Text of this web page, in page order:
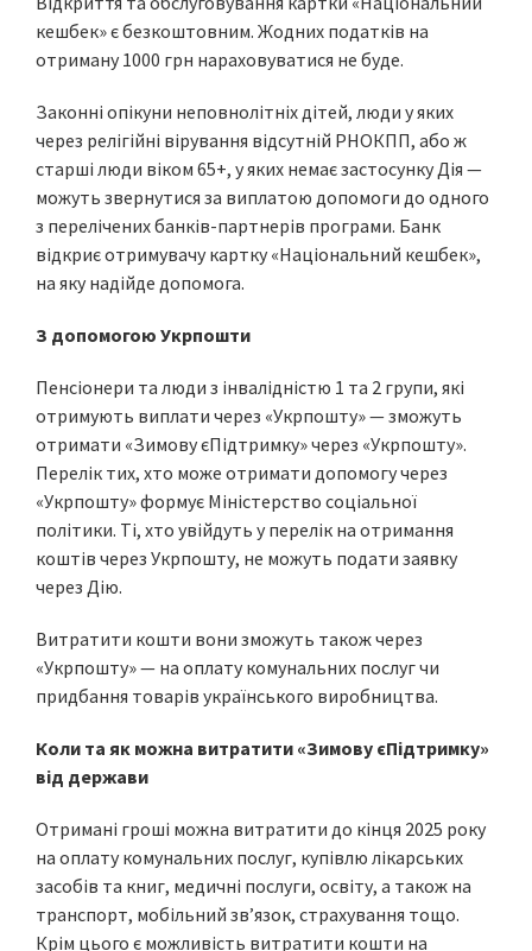
кешбек» є безкоштовним. Жодних податків на
отриману 1000 грн нараховуватися не буде.
Законні опікуни неповнолітніх дітей, люди у яких
через релігійні вірування відсутній РНОКПП, або ж
старші люди віком 65+, у яких немає застосунку Дія —
можуть звернутися за виплатою допомоги до одного
з перелічених банків-партнерів програми. Банк
відкриє отримувачу картку «Національний кешбек»,
на яку надійде допомога.
З допомогою Укрпошти
Пенсіонери та люди з інвалідністю 1 та 2 групи, які
отримують виплати через «Укрпошту» — зможуть
отримати «Зимову єПідтримку» через «Укрпошту».
Перелік тих, хто може отримати допомогу через
«Укрпошту» формує Міністерство соціальної
політики. Ті, хто увійдуть у перелік на отримання
коштів через Укрпошту, не можуть подати заявку
через Дію.
Витратити кошти вони зможуть також через
«Укрпошту» — на оплату комунальних послуг чи
придбання товарів українського виробництва.
Коли та як можна витратити «Зимову єПідтримку»
від держави
Отримані гроші можна витратити до кінця 2025 року
на оплату комунальних послуг, купівлю лікарських
засобів та книг, медичні послуги, освіту, а також на
транспорт, мобільний зв’язок, страхування тощо.
Крім цього є можливість витратити кошти на